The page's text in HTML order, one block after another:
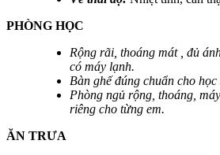
PHÒNG HỌC
Rộng rãi, thoáng mát , đủ
có máy lạnh.
Bàn ghế đúng chuẩn cho
Phòng ngủ rộng, thoáng,
riêng cho từng em.
ĂN TRƯA